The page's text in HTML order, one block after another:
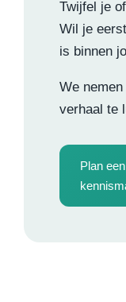
Twijfel je
Wil je
is binnen
We
verhaal te
Plan